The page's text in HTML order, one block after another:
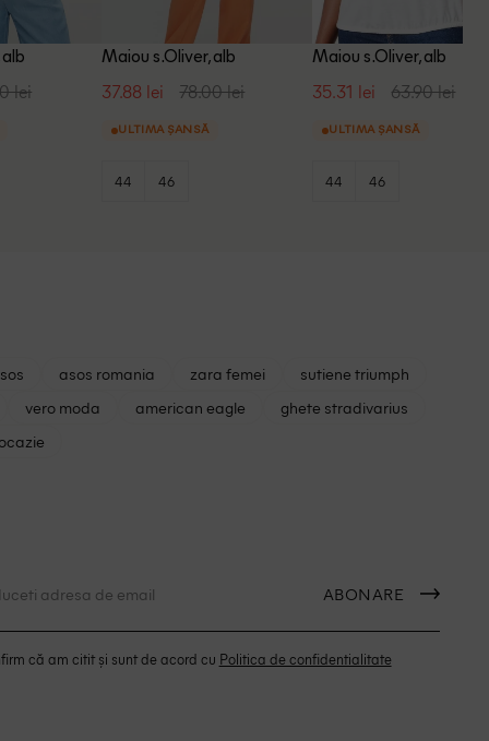
lei
Maiou s.Oliver, alb
37.88 lei 78.00 lei
ULTIMA ȘANSĂ
44 46
Maiou s.Oliver, alb
35.31 lei 63.90 lei
ULTIMA ȘANSĂ
44 46
asos romania zara femei
sutiene triumph
vero moda american eagle
ghete stradivarius
ABONARE
că am citit și sunt de acord cu Politica de confidentialitate